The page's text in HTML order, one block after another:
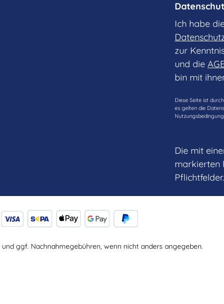
Ich habe
zur
und die
bin mit
Diese Seite ist
es gelten die
Die mit
markierten
Pflichtfelder.
und ggf. Nachnahmegebühren, wenn nicht anders angegeben.